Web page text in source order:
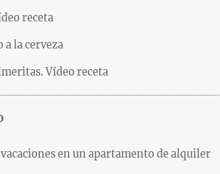
receta
a la cerveza
Vídeo receta
en un apartamento de alquiler